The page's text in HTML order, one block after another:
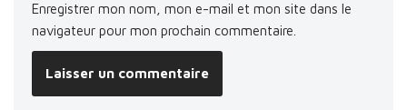
Enregistrer mon nom, mon e-mail et mon site dans le
navigateur pour mon prochain commentaire.